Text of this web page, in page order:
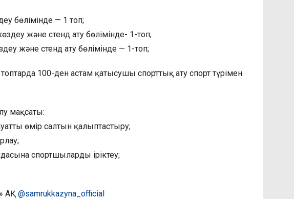
бөлімінде — 1 топ;
және стенд ату бөлімінде- 1-топ;
және стенд ату бөлімінде — 1-топ;
100-ден астам қатысушы спорттық ату спорт түрімен
мақсаты:
өмір салтын қалыптастыру;
спортшыларды іріктеу;
АҚ @samrukkazyna_official